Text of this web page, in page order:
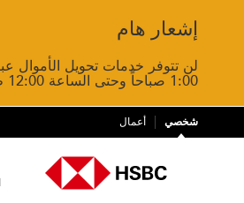
إشعار هام
1:00 صباحاً وحتى الساعة 12:00 ظهراً. نعتذر عن أي إزعاج قد يسببه ذلك.
شخصي أعمال